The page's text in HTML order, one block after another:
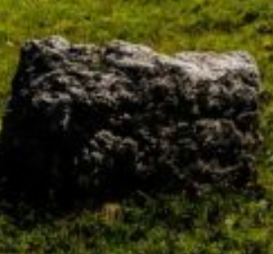
Gepäckträger wichtig ist
weiß ich, wie wichtig es ist, auf
dabei eine große Hilfe sein. In diesem
sein kann.
Ausrüstung und Verpflegung
bietet zusätzlichen Platz für Ausrüstung
eine zusätzliche Jacke für den Fall, dass
Rückens